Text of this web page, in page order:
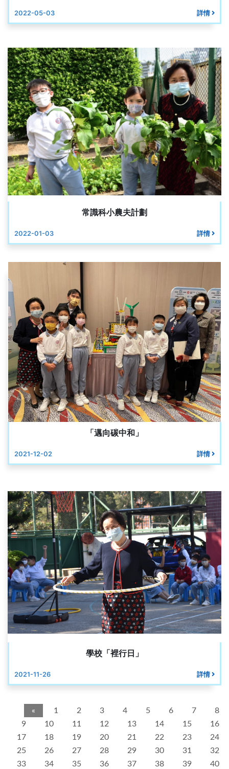
2022-05-03 詳情
常識科小農夫計劃
2022-01-03 詳情
「邁向碳中和」
2021-12-02 詳情
學校「裡行日」
2021-11-26 詳情
« 1 2 3 4 5 6 7
8
9
10 11 12 13 14 15
16
17
18 19 20 21 22 23
24
25
26 27 28 29 30 31
32
33
34 35 36 37 38 39 40